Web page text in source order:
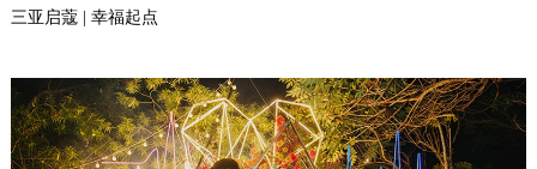
三亚启蔻 | 幸福起点